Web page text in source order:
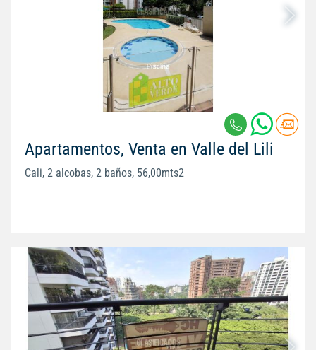
Apartamentos, Venta en Valle del Lili
Cali, 2 alcobas, 2 baños, 56,00mts2